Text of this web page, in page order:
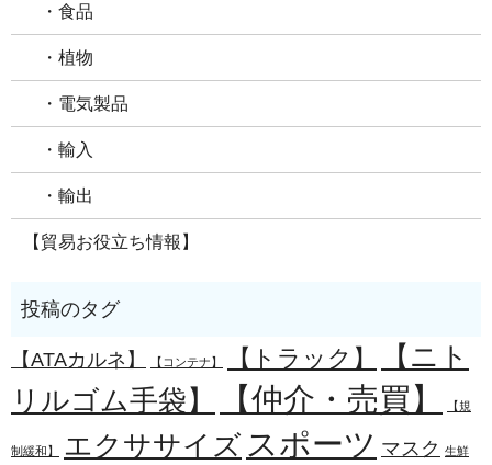
・食品
・植物
・電気製品
・輸入
・輸出
【貿易お役立ち情報】
【ATAカルネ】 【コンテナ】 【トラック】
【ニト
リルゴム手袋】
【仲介・売買】 【規
制緩和】 エクササイズ スポーツ マスク 生鮮